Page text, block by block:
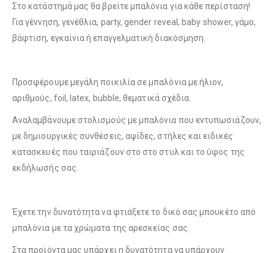
Λούτρινο Ροζ 35εκ(€25.00)
Λούτρινο Γαλάζιο 45εκ (€37.00)
Λούτρινο Ροζ 45εκ
Λούτρινο Λευκό 35εκ (€25.00)
Λούτρινο Ροζ 35εκ(€25.00)
Στο κατάστημά μας θα βρείτε μπαλόνια για κάθε περίσταση!
Για γέννηση, γενέθλια, party, gender reveal, baby shower, γάμο,
βάφτιση, εγκαίνια ή επαγγελματική διακόσμηση.
Προσφέρουμε μεγάλη ποικιλία σε μπαλόνια με ήλιον,
αριθμούς, foil, latex, bubble, θεματικά σχέδια.
Αναλαμβάνουμε στολισμούς με μπαλόνια που εντυπωσιάζουν,
με δημιουργικές συνθέσεις, αψίδες, στήλες και ειδικές
κατασκευές που ταιριάζουν στο στο στυλ και το ύφος της
εκδήλωσής σας.
Έχετε την δυνατότητα να φτιάξετε το δικό σας μπουκέτο από
μπαλόνια με τα χρώματα της αρεσκείας σας.
Στα προϊόντα μας υπάρχει η δυνατότητα να υπάρχουν